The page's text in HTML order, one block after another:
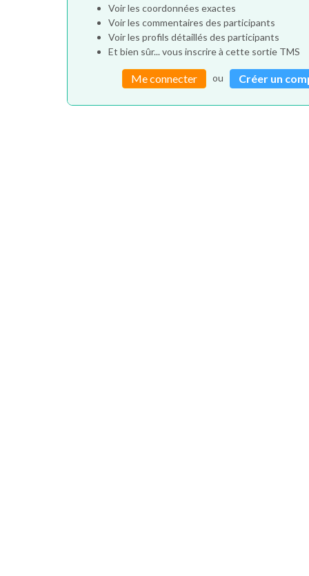
Voir les coordonnées exactes
Voir les commentaires des participants
Voir les profils détaillés des participants
Et bien sûr... vous inscrire à cette sortie TMS
Me connecter ou Créer un